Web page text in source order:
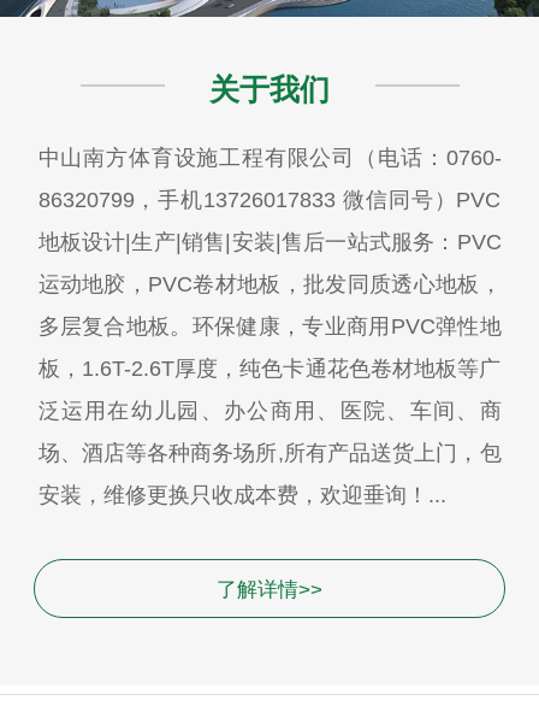
关于我们
中山南方体育设施工程有限公司（电话：0760-
86320799，手机13726017833 微信同号）PVC
地板设计|生产|销售|安装|售后一站式服务：PVC
运动地胶，PVC卷材地板，批发同质透心地板，
多层复合地板。环保健康，专业商用PVC弹性地
板，1.6T-2.6T厚度，纯色卡通花色卷材地板等广
泛运用在幼儿园、办公商用、医院、车间、商
场、酒店等各种商务场所,所有产品送货上门，包
安装，维修更换只收成本费，欢迎垂询！...
了解详情>>